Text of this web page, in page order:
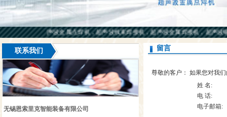
主营项目：超声波金属点焊机，超声波线束焊接机，超声波金属焊接机，超声波
联系我们
无锡恩索里克智能装备有限公司
留言
尊敬的客户： 如果您对我
姓 名:
电 话:
电子邮箱: